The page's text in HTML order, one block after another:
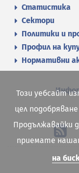
Статистика
Сектори
Политики и
Профил на
Нормативни
Този уебсайт
цел
Продължавайки
приемате
на